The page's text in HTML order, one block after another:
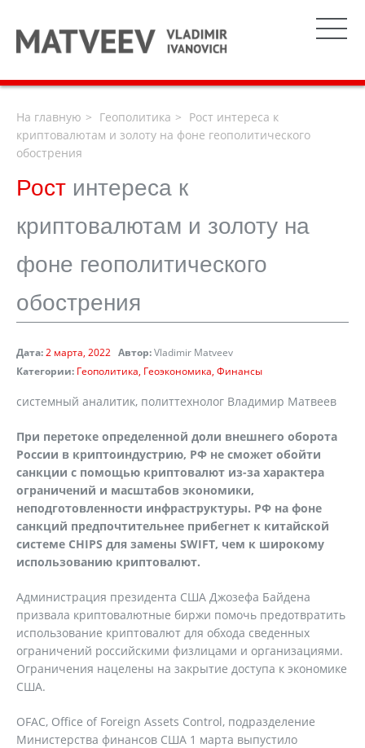
На главную Геополитика
Рост интереса к
криптовалютам и золоту на фоне геополитического
обострения
Рост интереса к
криптовалютам и золоту на
фоне геополитического
обострения
Дата:2 марта, 2022 Автор:Vladimir Matveev
Категории: Геополитика Геоэкономика Финансы
системный аналитик, политтехнолог Владимир Матвеев
При перетоке определенной доли внешнего оборота
России в криптоиндустрию, РФ не сможет обойти
санкции с помощью криптовалют из-за характера
ограничений и масштабов экономики,
неподготовленности инфраструктуры. РФ на фоне
санкций предпочтительнее прибегнет к китайской
системе CHIPS для замены SWIFT, чем к широкому
использованию криптовалют.
Администрация президента США Джозефа Байдена
призвала криптовалютные биржи помочь предотвратить
использование криптовалют для обхода сведенных
ограничений российскими физлицами и организациями.
Ограничения нацелены на закрытие доступа к экономике
США.
OFAC, Office of Foreign Assets Control, подразделение
Министерства финансов США 1 марта выпустило